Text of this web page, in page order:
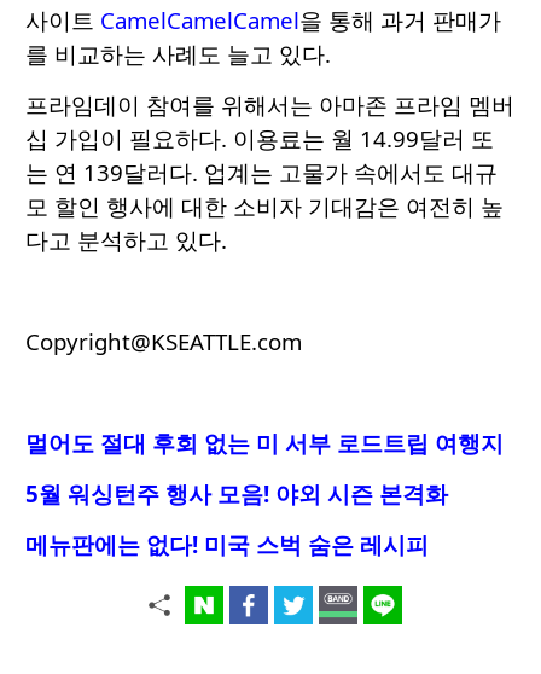
사이트 CamelCamelCamel을 통해 과거 판매가
를 비교하는 사례도 늘고 있다.
프라임데이 참여를 위해서는 아마존 프라임 멤버
십 가입이 필요하다. 이용료는 월 14.99달러 또
는 연 139달러다. 업계는 고물가 속에서도 대규
모 할인 행사에 대한 소비자 기대감은 여전히 높
다고 분석하고 있다.
Copyright@KSEATTLE.com
멀어도 절대 후회 없는 미 서부 로드트립 여행지
5월 워싱턴주 행사 모음! 야외 시즌 본격화
메뉴판에는 없다! 미국 스벅 숨은 레시피